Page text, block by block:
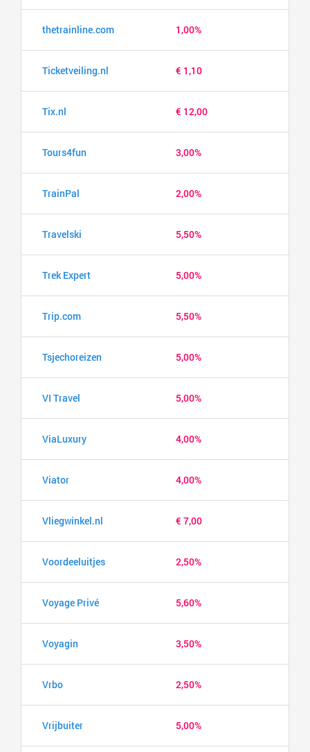
thetrainline.com 1,00%
Ticketveiling.nl € 1,10
Tix.nl € 12,00
Tours4fun 3,00%
TrainPal 2,00%
Travelski 5,50%
Trek Expert 5,00%
Trip.com 5,50%
Tsjechoreizen 5,00%
VI Travel 5,00%
ViaLuxury 4,00%
Viator 4,00%
Vliegwinkel.nl € 7,00
Voordeeluitjes 2,50%
Voyage Privé 5,60%
Voyagin 3,50%
Vrbo 2,50%
Vrijbuiter 5,00%